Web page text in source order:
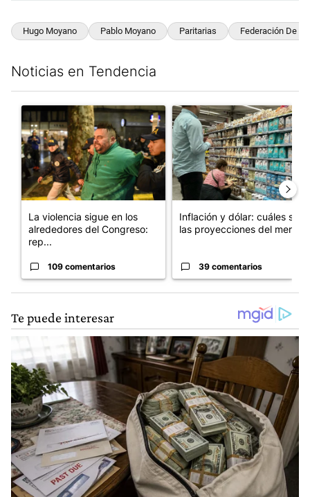
Hugo Moyano Pablo Moyano Paritarias Federación De
Noticias en Tendencia
Un artículo de tendencia con el título "La violencia sigue en
La violencia sigue en los
alrededores del Congreso:
rep...
109 comentarios
Un artículo de tendencia con
Inflación y dólar: cuáles son
las proyecciones del merc...
39 comentarios